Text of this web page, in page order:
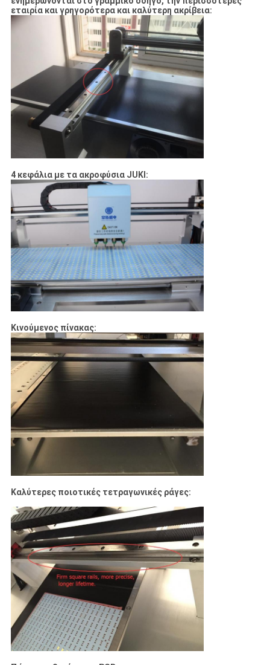
εταιρία και γρηγορότερα και καλύτερη ακρίβεια:
4 κεφάλια με τα ακροφύσια JUKI:
Κινούμενος πίνακας:
Καλύτερες ποιοτικές τετραγωνικές ράγες: